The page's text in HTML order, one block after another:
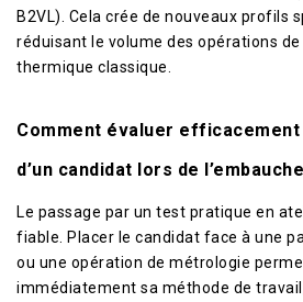
B2VL). Cela crée de nouveaux profils
réduisant le volume des opérations
thermique classique.
Comment évaluer
d’un candidat lors de
Le passage par un test pratique en
fiable. Placer le candidat face à une
ou une opération de métrologie
immédiatement sa méthode de